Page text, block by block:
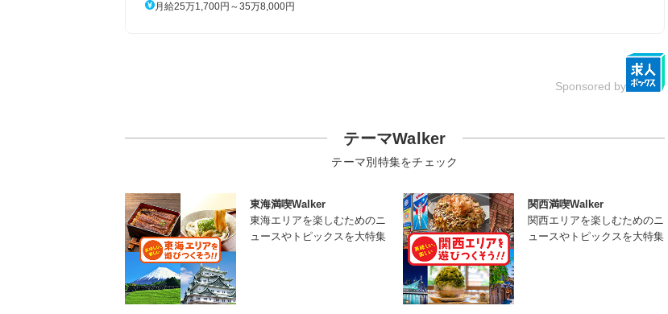
月給25万1,700円～35万8,000円
Sponsored by
テーマWalker
テーマ別特集をチェック
東海満喫Walker
東海エリアを楽しむためのニ
ュースやトピックスを大特集
関西満喫Walker
関西エリアを楽しむためのニ
ュースやトピックスを大特集